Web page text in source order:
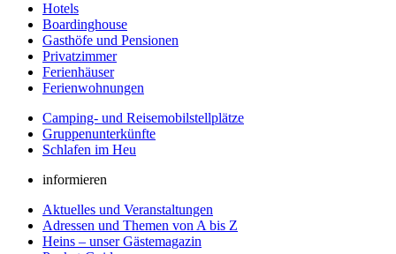
Hotels
Boardinghouse
Gasthöfe und Pensionen
Privatzimmer
Ferienhäuser
Ferienwohnungen
Camping- und Reisemobilstellplätze
Gruppenunterkünfte
Schlafen im Heu
informieren
Aktuelles und Veranstaltungen
Adressen und Themen von A bis Z
Heins – unser Gästemagazin